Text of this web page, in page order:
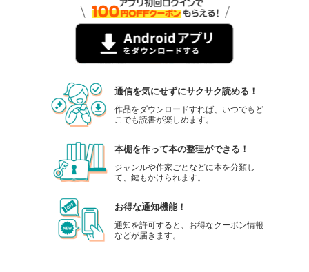
通信を気にせずにサクサク読める！
作品をダウンロードすれば、いつでもど
こでも読書が楽しめます。
本棚を作って本の整理ができる！
ジャンルや作家ごとなどに本を分類し
て、鍵もかけられます。
お得な通知機能！
通知を許可すると、お得なクーポン情報
などが届きます。